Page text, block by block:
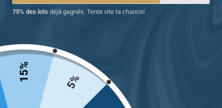
Chevalière homme femme
en acier style gothique
crâne de poulpe
sauvage géométrique
75% des lots déjà gagnés. Tente vite ta chance!
15% 5%